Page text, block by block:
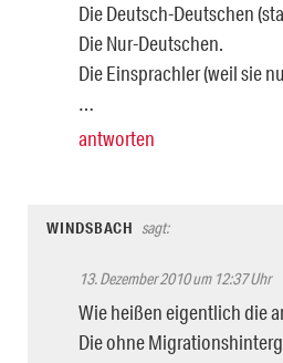
Die Deutsch-Deutschen
Die Nur-Deutschen.
Die Einsprachler (weil sie
…
antworten
WINDSBACH sagt:
13. Dezember 2010 um 12:37 Uhr
Wie heißen eigentlich die
Die ohne